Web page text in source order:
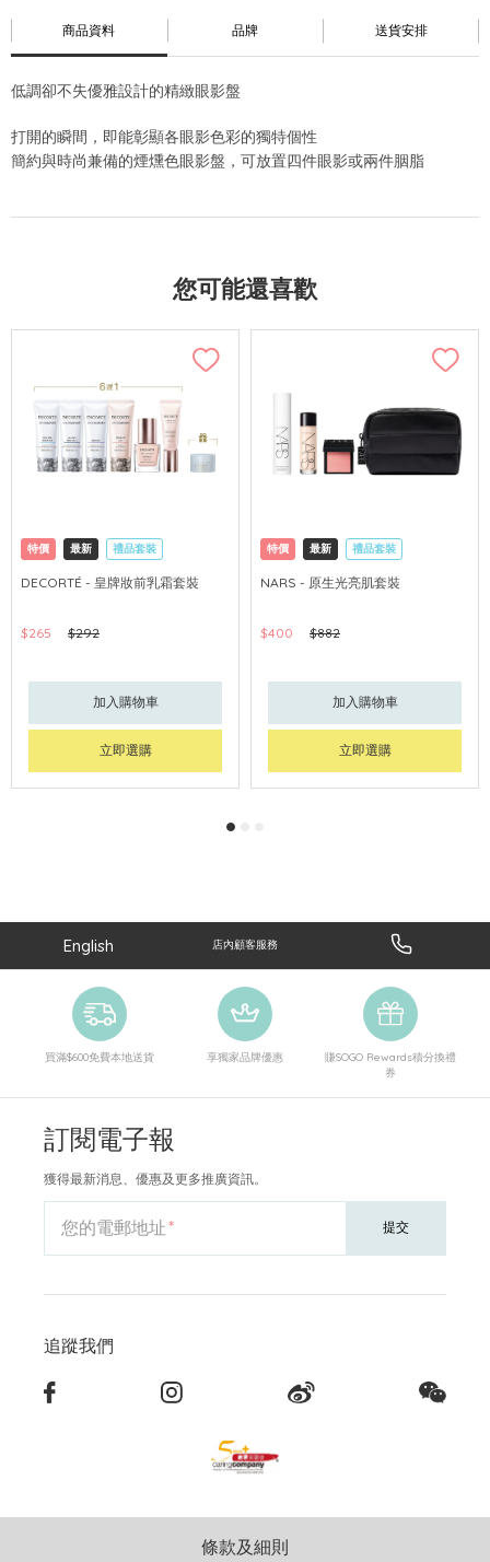
商品資料 品牌 送貨安排
低調卻不失優雅設計的精緻眼影盤
打開的瞬間，即能彰顯各眼影色彩的獨特個性
簡約與時尚兼備的煙燻色眼影盤，可放置四件眼影或兩件胭脂
您可能還喜歡
特價 最新 禮品套裝
網購店取 可中國內地配送
DECORTÉ - 皇牌妝前乳霜套裝
$265 $292
加入購物車
立即選購
特價 最新 禮品套裝
網購店取 可中國內地配送
NARS - 原生光亮肌套裝
$400 $882
加入購物車
立即選購
English 店內顧客服務
買滿$600免費本地送貨 享獨家品牌優惠
賺SOGO Rewards積分換禮
券
訂閱電子報
獲得最新消息、優惠及更多推廣資訊。
您的電郵地址 提交
追蹤我們
條款及細則